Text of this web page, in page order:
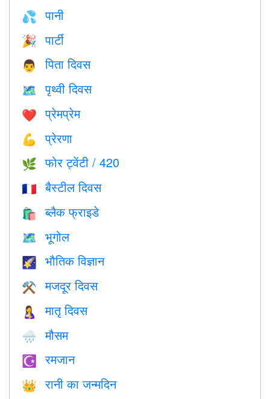
💦 पानी
🎉 पार्टी
👨 पिता दिवस
🗺️ पृथ्वी दिवस
❤️️ प्रेमप्रेम
💪 प्रेरणा
🌿 फोर ट्वेंटी / 420
🇫🇷 बैस्टील दिवस
🛍 ब्लैक फ्राइडे
🗺 भूगोल
🌠 भौतिक विज्ञान
⚒️ मजदूर दिवस
🤱 मातृ दिवस
🌧 मौसम
☪️ रमजान
👑 रानी का जन्मदिन